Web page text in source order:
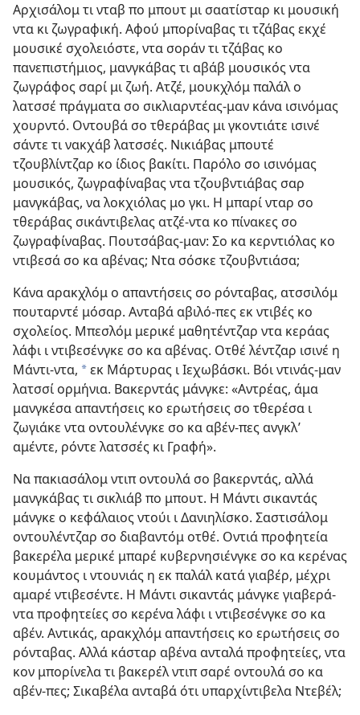
Αρχισάλομ τι νταβ πο μπουτ μι σαατίσταρ κι μουσική
ντα κι ζωγραφική. Αφού μπορίναβας τι τζάβας εκχέ
μουσικέ σχολειόστε, ντα σοράν τι τζάβας κο
πανεπιστήμιος, μανγκάβας τι αβάβ μουσικός ντα
ζωγράφος σαρί μι ζωή. Ατζέ, μουκχλόμ παλάλ ο
λατσσέ πράγματα σο σικλιαρντέας-μαν κάνα ισινόμας
χουρντό. Οντουβά σο τθεράβας μι γκοντιάτε ισινέ
σάντε τι νακχάβ λατσσές. Νικιάβας μπουτέ
τζουβλίντζαρ κο ίδιος βακίτι. Παρόλο σο ισινόμας
μουσικός, ζωγραφίναβας ντα τζουβντιάβας σαρ
μανγκάβας, να λοκχιόλας μο γκι. Η μπαρί νταρ σο
τθεράβας σικάντιβελας ατζέ-ντα κο πίνακες σο
ζωγραφίναβας. Πουτσάβας-μαν: Σο κα κερντιόλας κο
ντιβεσά σο κα αβένας; Ντα σόσκε τζουβντιάσα;
Κάνα αρακχλόμ ο απαντήσεις σο ρόνταβας, ατσσιλόμ
πουταρντέ μόσαρ. Ανταβά αβιλό-πες εκ ντιβές κο
σχολείος. Μπεσλόμ μερικέ μαθητέντζαρ ντα κεράας
λάφι ι ντιβεσένγκε σο κα αβένας. Οτθέ λέντζαρ ισινέ η
Μάντι-ντα, aεκ Μάρτυρας ι Ιεχωβάσκι. Βόι ντινάς-μαν
λατσσί ορμήνια. Βακερντάς μάνγκε: «Αντρέας, άμα
μανγκέσα απαντήσεις κο ερωτήσεις σο τθερέσα ι
ζωγιάκε ντα οντουλένγκε σο κα αβέν-πες ανγκλ’
αμέντε, ρόντε λατσσές κι Γραφή».
Να πακιασάλομ ντιπ οντουλά σο βακερντάς, αλλά
μανγκάβας τι σικλιάβ πο μπουτ. Η Μάντι σικαντάς
μάνγκε ο κεφάλαιος ντούι ι Δανιηλίσκο. Σαστισάλομ
οντουλέντζαρ σο διαβαντόμ οτθέ. Οντιά προφητεία
βακερέλα μερικέ μπαρέ κυβερνησιένγκε σο κα κερένας
κουμάντος ι ντουνιάς η εκ παλάλ κατά γιαβέρ, μέχρι
αμαρέ ντιβεσέντε. Η Μάντι σικαντάς μάνγκε γιαβερά-
ντα προφητείες σο κερένα λάφι ι ντιβεσένγκε σο κα
αβέν. Αντικάς, αρακχλόμ απαντήσεις κο ερωτήσεις σο
ρόνταβας. Αλλά κάσταρ αβένα ανταλά προφητείες, ντα
κον μπορίνελα τι βακερέλ ντιπ σαρέ οντουλά σο κα
αβέν-πες; Σικαβέλα ανταβά ότι υπαρχίντιβελα Ντεβέλ;